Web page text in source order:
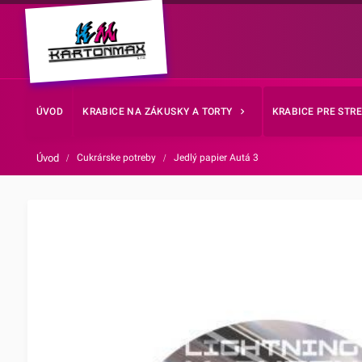
ÚVOD KRABICE NA ZÁKUSKY A TORTY KRABICE PRE
Úvod / Cukrárske potreby / Jedlý papier Autá 3